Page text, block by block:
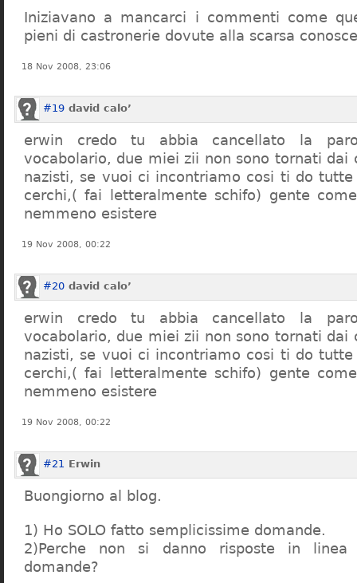
Iniziavano a mancarci i commenti come
pieni di castronerie dovute alla scarsa
18 Nov 2008, 23:06
#19 david calo’
erwin credo tu abbia cancellato la
vocabolario, due miei zii non sono tornati dai
nazisti, se vuoi ci incontriamo cosi ti do tutte
cerchi,( fai letteralmente schifo) gente
nemmeno esistere
19 Nov 2008, 00:22
#20 david calo’
erwin credo tu abbia cancellato la
vocabolario, due miei zii non sono tornati dai
nazisti, se vuoi ci incontriamo cosi ti do tutte
cerchi,( fai letteralmente schifo) gente
nemmeno esistere
19 Nov 2008, 00:22
#21 Erwin
Buongiorno al blog.
1) Ho SOLO fatto semplicissime domande.
2)Perche non si danno risposte in
domande?